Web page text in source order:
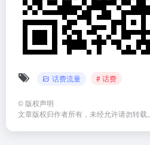
话费流量 # 话费
© 版权声明
文章版权归作者所有，未经允许请勿转载。